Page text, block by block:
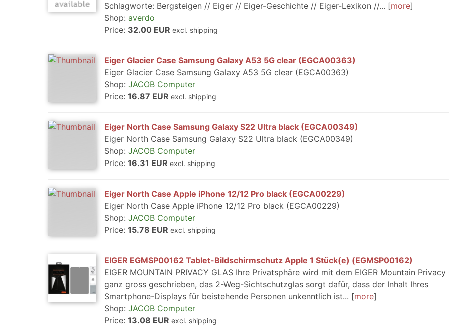
Schlagworte: Bergsteigen // Eiger // Eiger-Geschichte // Eiger-Lexikon //...
more
Shop: averdo
Price: 32.00 EUR excl. shipping
Eiger Glacier Case Samsung Galaxy A53 5G clear (EGCA00363)
Eiger Glacier Case Samsung Galaxy A53 5G clear (EGCA00363)
Shop: JACOB Computer
Price: 16.87 EUR excl. shipping
Eiger North Case Samsung Galaxy S22 Ultra black (EGCA00349)
Eiger North Case Samsung Galaxy S22 Ultra black (EGCA00349)
Shop: JACOB Computer
Price: 16.31 EUR excl. shipping
Eiger North Case Apple iPhone 12/12 Pro black (EGCA00229)
Eiger North Case Apple iPhone 12/12 Pro black (EGCA00229)
Shop: JACOB Computer
Price: 15.78 EUR excl. shipping
EIGER EGMSP00162 Tablet-Bildschirmschutz Apple 1 Stück(e) (EGMSP00162)
EIGER MOUNTAIN PRIVACY GLAS Ihre Privatsphäre wird mit dem EIGER Mountain Privacy
ganz gross geschrieben, das 2-Weg-Sichtschutzglas sorgt dafür, dass der Inhalt Ihres
Smartphone-Displays für beistehende Personen unkenntlich ist...
more
Shop: JACOB Computer
Price: 13.08 EUR excl. shipping